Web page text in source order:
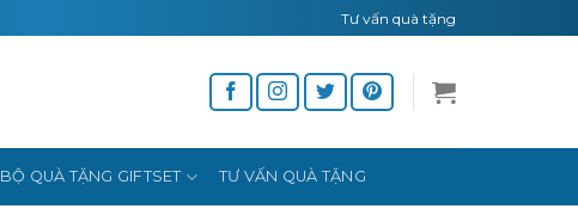
Tư vấn quà tặng
BỘ QUÀ TẶNG GIFTSET TƯ VẤN QUÀ TẶNG